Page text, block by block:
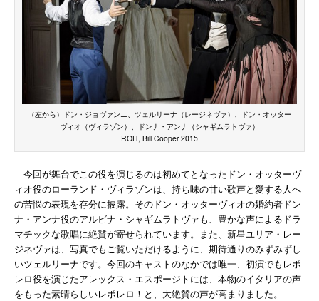
（左から）ドン・ジョヴァンニ、ツェルリーナ（レージネヴァ）、ドン・オッター
ヴィオ（ヴィラゾン）、ドンナ・アンナ（シャギムラトヴァ）
ROH, Bill Cooper 2015
今回が舞台でこの役を演じるのは初めてとなったドン・オッターヴ
ィオ役のローランド・ヴィラゾンは、持ち味の甘い歌声と愛する人へ
の苦悩の表現を存分に披露。そのドン・オッターヴィオの婚約者ドン
ナ・アンナ役のアルビナ・シャギムラトヴァも、豊かな声によるドラ
マチックな歌唱に絶賛が寄せられています。また、新星ユリア・レー
ジネヴァは、写真でもご覧いただけるように、期待通りのみずみずし
いツェルリーナです。今回のキャストのなかでは唯一、初演でもレポ
レロ役を演じたアレックス・エスポージトには、本物のイタリアの声
をもった素晴らしいレポレロ！と、大絶賛の声が高まりました。